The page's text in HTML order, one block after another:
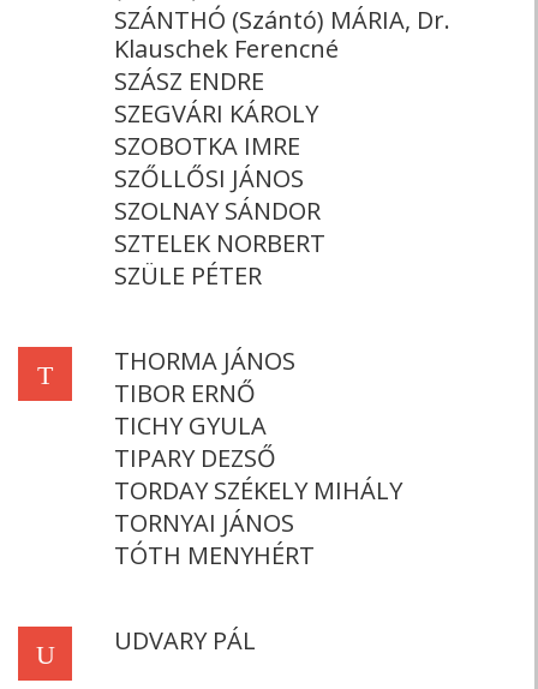
SZÁNTHÓ (Szántó) MÁRIA, Dr.
Klauschek Ferencné
SZÁSZ ENDRE
SZEGVÁRI KÁROLY
SZOBOTKA IMRE
SZŐLLŐSI JÁNOS
SZOLNAY SÁNDOR
SZTELEK NORBERT
SZÜLE PÉTER
T
THORMA JÁNOS
TIBOR ERNŐ
TICHY GYULA
TIPARY DEZSŐ
TORDAY SZÉKELY MIHÁLY
TORNYAI JÁNOS
TÓTH MENYHÉRT
U UDVARY PÁL